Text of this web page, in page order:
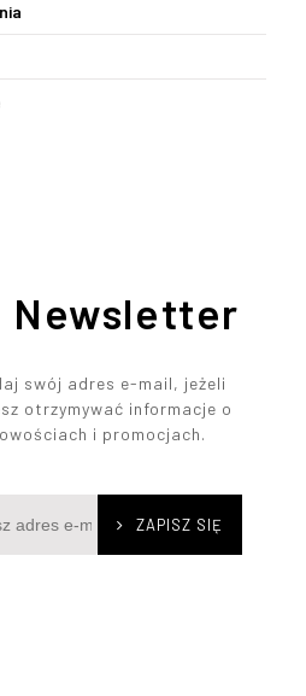
Newsletter
swój adres e-mail, jeżeli
otrzymywać informacje o
i promocjach.
ZAPISZ SIĘ